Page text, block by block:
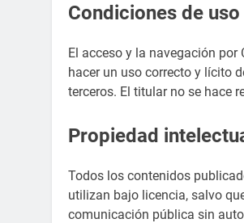
Condiciones de uso
El acceso y la navegación
hacer un uso correcto y lícito
terceros. El titular no se hace
Propiedad
Todos los contenidos
utilizan bajo licencia, salvo
comunicación pública sin